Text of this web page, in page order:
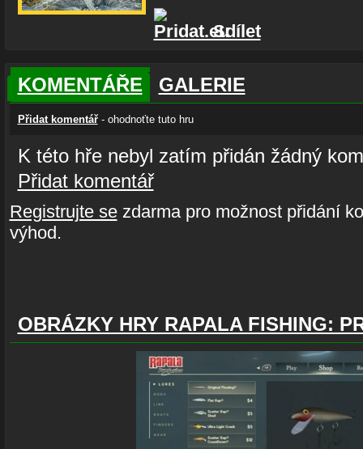
Sdílet
KOMENTÁŘE GALERIE
Přidat komentář- ohodnoťte tuto hru
K této hře nebyl zatím přidán žádný
Přidat komentář
Registrujte sezdarma pro možnost přidání
výhod.
OBRÁZKY HRY RAPALA FISHING: